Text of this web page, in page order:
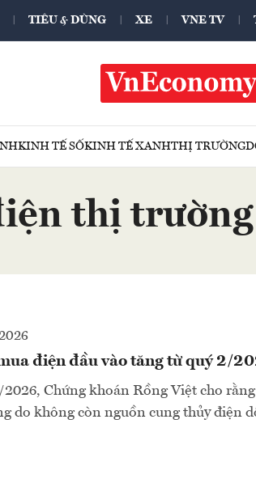
TIÊU & DÙNG XE VNE TV
KINH TẾ SỐKINH TẾ XANHTHỊ TRƯỜNG
thị
điện đầu vào tăng từ quý 2/
Chứng khoán Rồng Việt cho
do không còn nguồn cung thủy điện